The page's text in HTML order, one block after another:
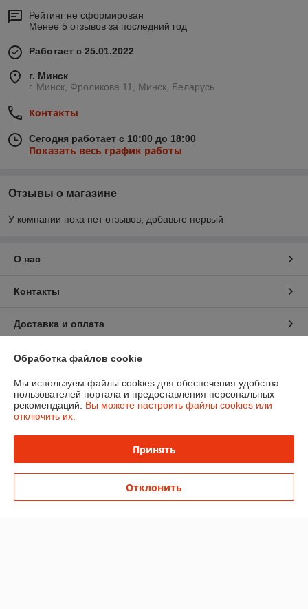
Рейтинг не сформирован
Менее 5 отзывов за последний год
Работает с 25.01.2022
г. Минск
г. Минск, Фроликова 11, Минск, Беларусь
Контакты
Сегодня работает с 10:00 до 18:00
Показать весь график работы
Отзывы о магазине
У компании пока нет отзывов, добавьте первый
О нас
Контакты
Доставка и оплата
График работы
Полная версия сайта
Политика обработки cookies
Сайт создан на платформе Deal.by
Обработка файлов cookie
Мы используем файлы cookies для обеспечения удобства
пользователей портала и предоставления персональных
рекомендаций. Вы можете настроить файлы cookies или
отключить их.
Принять
Отклонить